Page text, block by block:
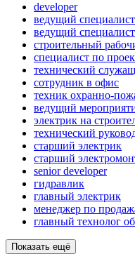
developer
ведущий специалист
ведущий
строительный
специалист по
технический
сотрудник в офис
техник охранно-
ведущий
электрик на
технический
старший электрик
старший
senior developer
гидравлик
главный электрик
менеджер по
главный технолог
Показать ещё